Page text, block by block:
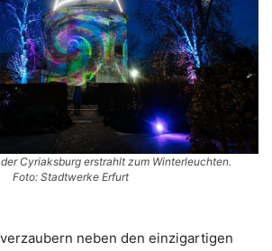
Cyriaksburg erstrahlt zum Winterleuchten.
Foto: Stadtwerke Erfurt
neben den einzigartigen